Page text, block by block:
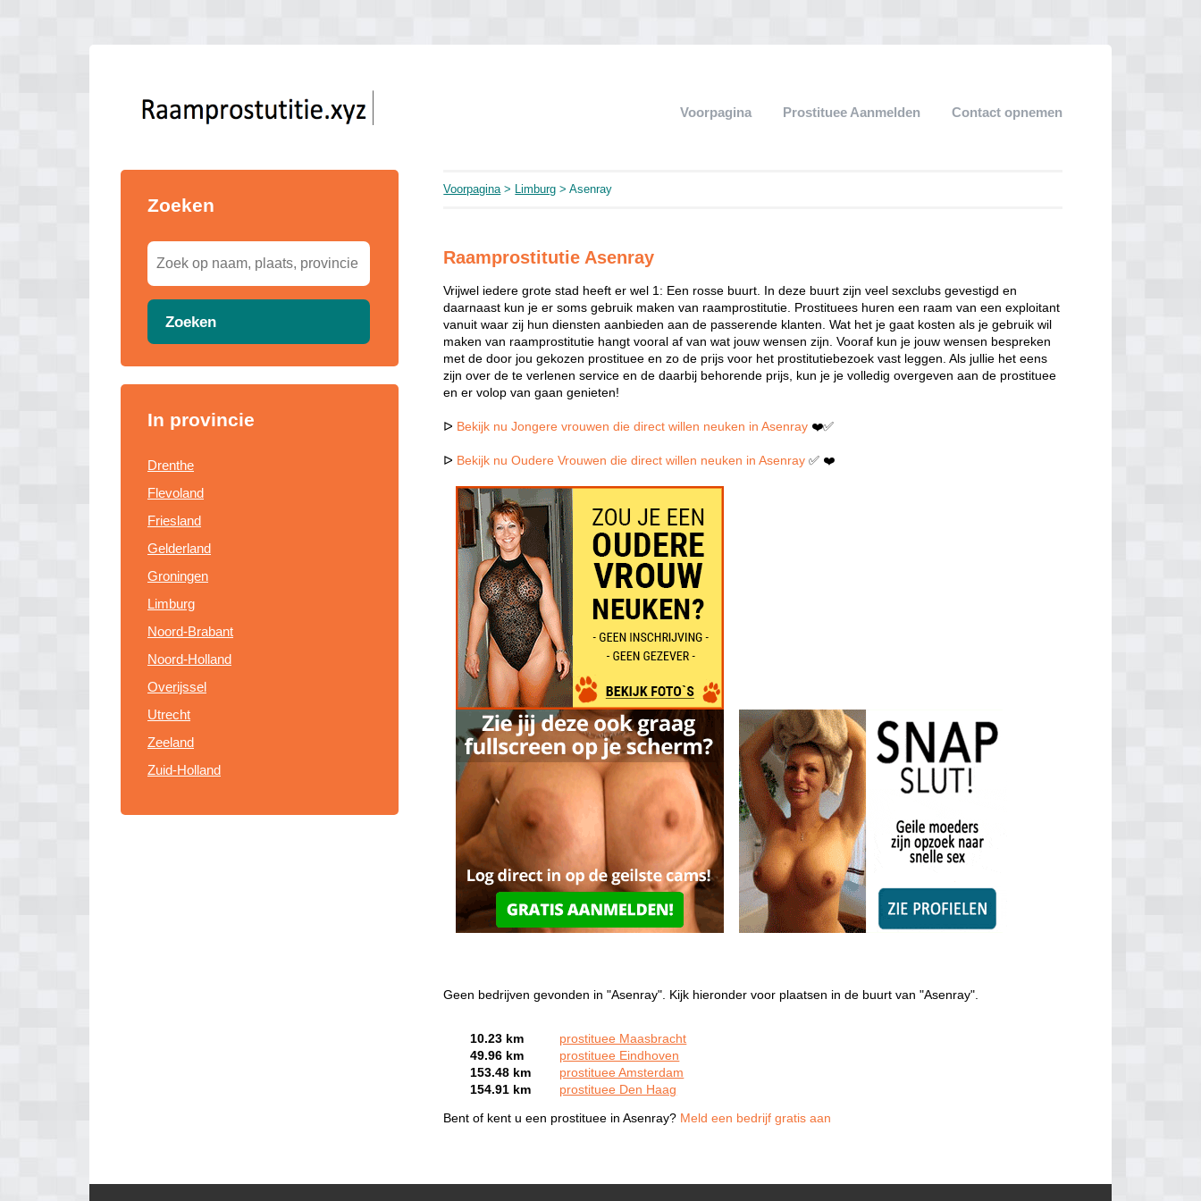
Voorpagina Prostituee Aanmelden Contact opnemen
Zoeken
Zoeken
In provincie
Drenthe
Flevoland
Friesland
Gelderland
Groningen
Limburg
Noord-Brabant
Noord-Holland
Overijssel
Utrecht
Zeeland
Zuid-Holland
Voorpagina> Limburg > Asenray
Raamprostitutie Asenray
Vrijwel iedere grote stad heeft er wel 1: Een rosse buurt. In deze buurt zijn veel sexclubs gevestigd en
daarnaast kun je er soms gebruik maken van raamprostitutie. Prostituees huren een raam van een exploitant
vanuit waar zij hun diensten aanbieden aan de passerende klanten. Wat het je gaat kosten als je gebruik wil
maken van raamprostitutie hangt vooral af van wat jouw wensen zijn. Vooraf kun je jouw wensen bespreken
met de door jou gekozen prostituee en zo de prijs voor het prostitutiebezoek vast leggen. Als jullie het eens
zijn over de te verlenen service en de daarbij behorende prijs, kun je je volledig overgeven aan de prostituee
en er volop van gaan genieten!
ᐅ Bekijk nu Jongere vrouwen die direct willen neuken in Asenray ❤️✅
ᐅ Bekijk nu Oudere Vrouwen die direct willen neuken in Asenray ✅ ❤️
Geen bedrijven gevonden in "Asenray". Kijk hieronder voor plaatsen in de buurt van "Asenray".
10.23 km
prostituee Maasbracht
49.96 km
prostituee Eindhoven
153.48 km
prostituee Amsterdam
154.91 km
prostituee Den Haag
Bent of kent u een prostituee in Asenray? Meld een bedrijf gratis aan